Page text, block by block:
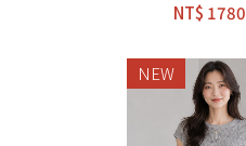
NT$ 1780
NEW